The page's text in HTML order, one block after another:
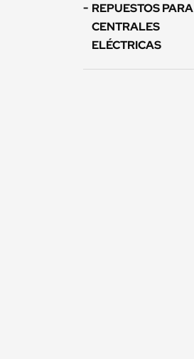
REPUESTOS PARA
CENTRALES
ELÉCTRICAS